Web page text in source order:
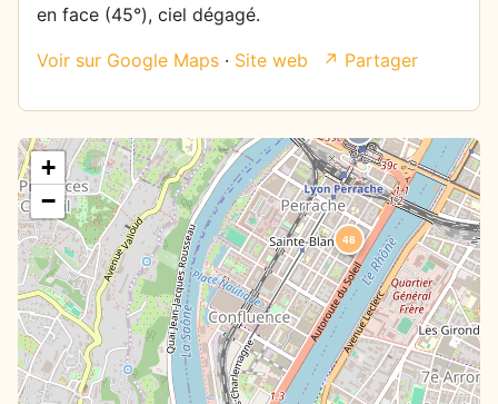
en face (45°), ciel dégagé.
Voir sur Google Maps · Site web ↗ Partager
48
+
−